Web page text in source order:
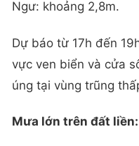
Ngư: khoảng 2,8m.
Dự báo từ 17h đến
vực ven biển và cửa
úng tại vùng trũng
Mưa lớn trên đất liền: